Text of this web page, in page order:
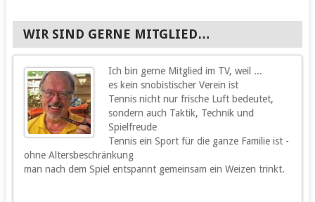
WIR SIND GERNE MITGLIED…
Ich bin gerne Mitglied im TV, weil ...
es kein snobistischer Verein ist
Tennis nicht nur frische Luft bedeutet,
sondern auch Taktik, Technik und
Spielfreude
Tennis ein Sport für die ganze Familie ist -
ohne Altersbeschränkung
man nach dem Spiel entspannt gemeinsam ein Weizen trinkt.